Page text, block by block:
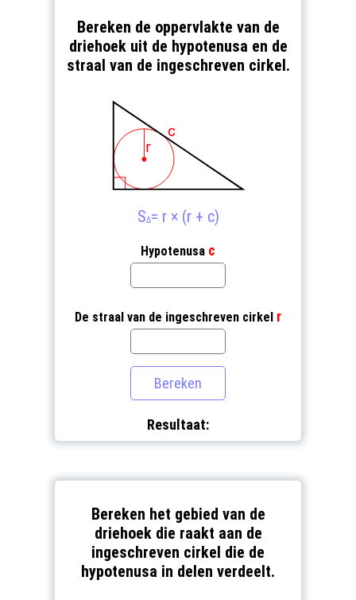
Bereken de oppervlakte van de
driehoek uit de hypotenusa en de
straal van de ingeschreven cirkel.
SΔ= r × (r + c)
Hypotenusa c
De straal van de ingeschreven cirkel r
Resultaat:
Bereken het gebied van de
driehoek die raakt aan de
ingeschreven cirkel die de
hypotenusa in delen verdeelt.